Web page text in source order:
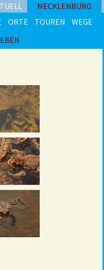
MECKLENBURG
ORTE TOUREN
WEGE